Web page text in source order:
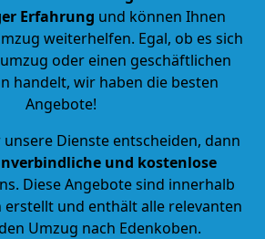
Erfahrung und können Ihnen
weiterhelfen. Egal, ob es sich
oder einen geschäftlichen
handelt, wir haben die besten
Angebote!
unsere Dienste entscheiden, dann
und kostenlose
Diese Angebote sind innerhalb
erstellt und enthält alle relevanten
Umzug nach Edenkoben.